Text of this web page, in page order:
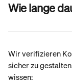
Wie lange
Wir verifizieren
sicher zu
wissen: